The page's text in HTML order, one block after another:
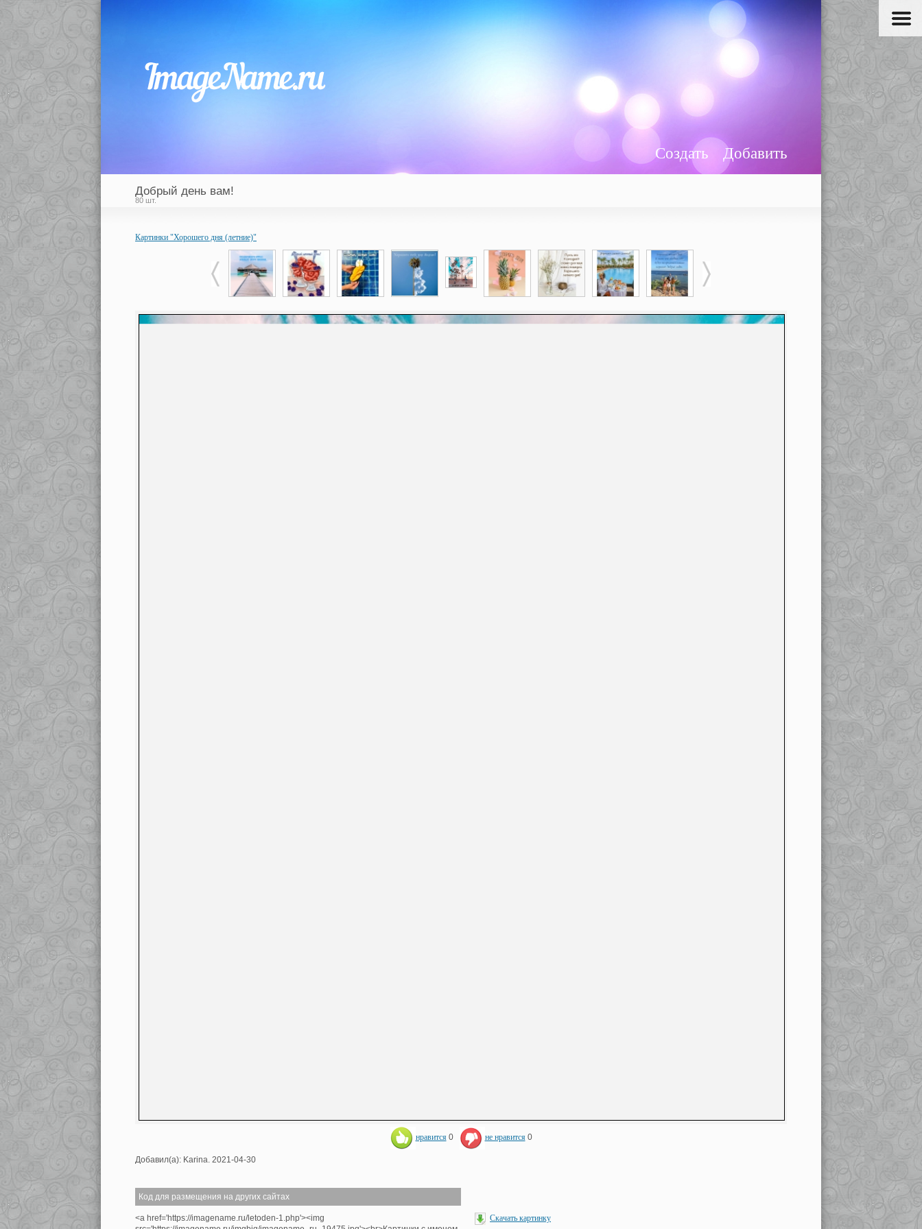
Добавить
Создать
Добрый день вам!
80 шт.
Картинки "Хорошего дня (летние)"
нравится 0 не нравится 0
Добавил(а): Karina. 2021-04-30
Код для размещения на других сайтах
<a href='https://imagename.ru/letoden-1.php'><img
Скачать картинку